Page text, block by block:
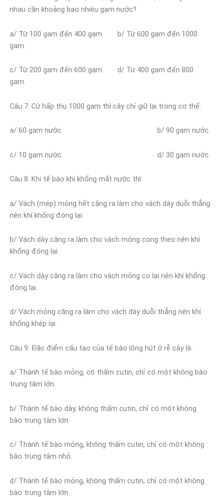
nhau cần khoảng bao nhiêu gam nước?
a/ Từ 100 gam đến 400 gam. b/ Từ 600 gam đến 1000
gam.
c/ Từ 200 gam đến 600 gam. d/ Từ 400 gam đến 800
gam.
Câu 7: Cứ hấp thụ 1000 gam thì cây chỉ giữ lại trong cơ thể:
a/ 60 gam nước. b/ 90 gam nước.
c/ 10 gam nước. d/ 30 gam nước.
Câu 8: Khi tế bào khí khổng mất nước thì:
a/ Vách (mép) mỏng hết căng ra làm cho vách dày duỗi thẳng
nên khí khổng đóng lại.
b/ Vách dày căng ra làm cho vách mỏng cong theo nên khí
khổng đóng lại.
c/ Vách dày căng ra làm cho vách mỏng co lại nên khí khổng
đóng lại.
d/ Vách mỏng căng ra làm cho vách dày duỗi thẳng nên khí
khổng khép lại.
Câu 9: Đặc điểm cấu tạo của tế bào lông hút ở rễ cây là:
a/ Thành tế bào mỏng, có thấm cutin, chỉ có một không bào
trung tâm lớn.
b/ Thành tế bào dày, không thấm cutin, chỉ có một không
bào trung tâm lớn.
c/ Thành tế bào mỏng, không thấm cutin, chỉ có một không
bào trung tâm nhỏ.
d/ Thành tế bào mỏng, không thấm cutin, chỉ có một không
bào trung tâm lớn.